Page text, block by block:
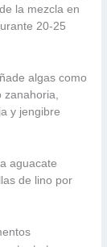
la mezcla en
20-25
algas como
y jengibre
aguacate
de lino por